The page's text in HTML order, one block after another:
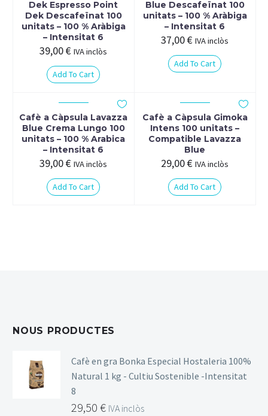
Dek Espresso Point
Dek Descafeïnat 100
unitats – 100 % Aràbiga
– Intensitat 6
39,00€ IVA inclòs
Add To Cart
Blue Descafeïnat 100
unitats – 100 % Aràbiga
– Intensitat 6
37,00€ IVA inclòs
Add To Cart
Cafè a Càpsula Lavazza
Blue Crema Lungo 100
unitats – 100 % Arabica
– Intensitat 6
39,00€ IVA inclòs
Add To Cart
Cafè a Càpsula Gimoka
Intens 100 unitats –
Compatible Lavazza
Blue
29,00€ IVA inclòs
Add To Cart
NOUS PRODUCTES
Cafè en gra Bonka Especial Hostaleria 100%
Natural 1 kg - Cultiu Sostenible -Intensitat
8
29,50 € IVA inclòs